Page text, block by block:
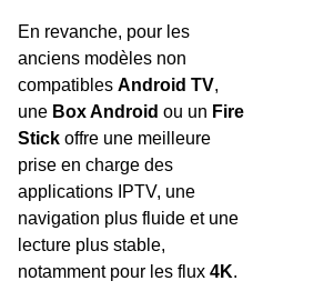
En revanche, pour les
anciens modèles non
compatibles Android TV,
une Box Android ou un Fire
Stick offre une meilleure
prise en charge des
applications IPTV, une
navigation plus fluide et une
lecture plus stable,
notamment pour les flux 4K.